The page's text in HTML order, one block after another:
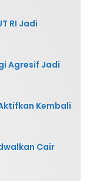
RI Jadi
Agresif Jadi
Kembali
Cair